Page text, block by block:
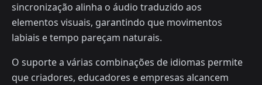
sincronização alinha o áudio traduzido aos
elementos visuais, garantindo que movimentos
labiais e tempo pareçam naturais.
O suporte a várias combinações de idiomas permite
que criadores, educadores e empresas alcancem